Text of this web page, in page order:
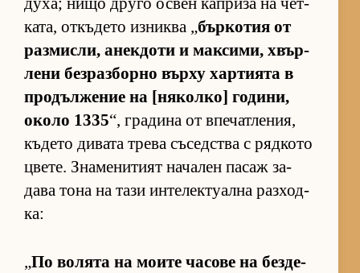
ка­та, от­къ­дето из­никва „бър­ко­тия от
раз­мис­ли, анек­доти и мак­си­ми, хвър­
лени без­раз­борно върху хар­ти­ята в
про­дъл­же­ние на [ня­кол­ко] го­ди­ни,
около 1335“, гра­дина от впе­чат­ле­ния,
къ­дето ди­вата трева съ­сед­с­тва с ряд­кото
цве­те. Зна­ме­ни­тият на­ча­лен па­саж за­
дава тона на тази ин­те­лек­ту­ална раз­ход­
ка:
„По во­лята на мо­ите ча­сове на без­де­